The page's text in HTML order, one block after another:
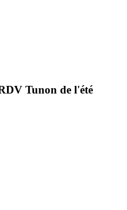
Tunon de l'été